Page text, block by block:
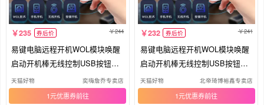
235 券后价 244
易键电脑远程开机WOL模块唤醒
启动开机棒无线控制USB按钮键
卡
天猫好物 奕嗨詹乔专卖店
1元优惠券
232 券后价 241
易键电脑远程开机WOL模块唤醒
启动开机棒无线控制USB按钮键
卡
天猫好物 北帝琦博裕鑫专卖店
1元优惠券